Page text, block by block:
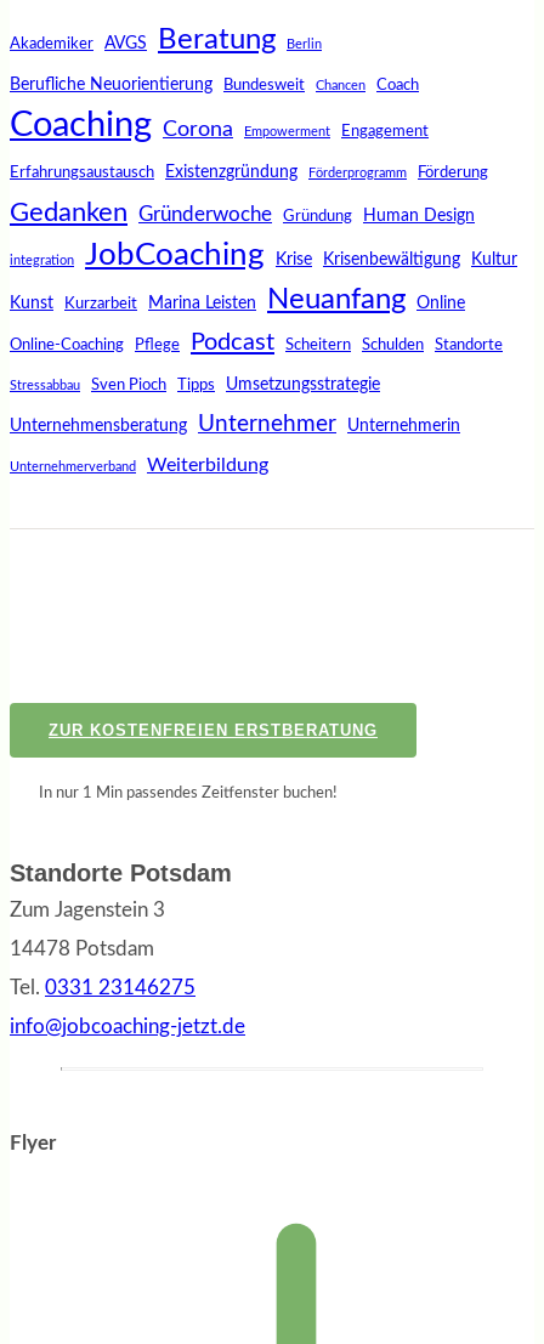
Akademiker AVGS Beratung Berlin
Berufliche Neuorientierung Bundesweit Chancen Coach
Coaching Corona Empowerment Engagement
Erfahrungsaustausch Existenzgründung Förderprogramm Förderung
Gedanken Gründerwoche Gründung Human Design
integration JobCoaching Krise Krisenbewältigung Kultur
Kunst Kurzarbeit Marina Leisten Neuanfang Online
Online-Coaching Pflege Podcast Scheitern Schulden Standorte
Stressabbau Sven Pioch Tipps Umsetzungsstrategie
Unternehmensberatung Unternehmer Unternehmerin
Unternehmerverband Weiterbildung
ZUR KOSTENFREIEN ERSTBERATUNG
In nur 1 Min passendes Zeitfenster buchen!
Standorte Potsdam
Zum Jagenstein 3
14478 Potsdam
Tel. 0331 23146275
info@jobcoaching-jetzt.de
Flyer